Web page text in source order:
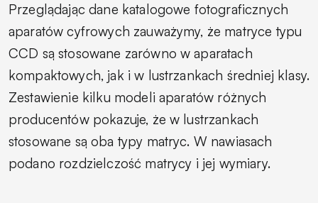
Przeglądając dane katalogowe fotograficznych
aparatów cyfrowych zauważymy, że matryce typu
CCD są stosowane zarówno w aparatach
kompaktowych, jak i w lustrzankach średniej klasy.
Zestawienie kilku modeli aparatów różnych
producentów pokazuje, że w lustrzankach
stosowane są oba typy matryc. W nawiasach
podano rozdzielczość matrycy i jej wymiary.